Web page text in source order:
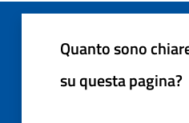
Quanto sono
su questa pagina?